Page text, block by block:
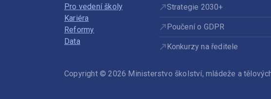
Pro vedení školy
Kariéra
Reformy
Data
Strategie 2030+
Poučení o GDPR
Konkurzy na ředitele
Copyright © 2026 Ministerstvo školství, mládeže a